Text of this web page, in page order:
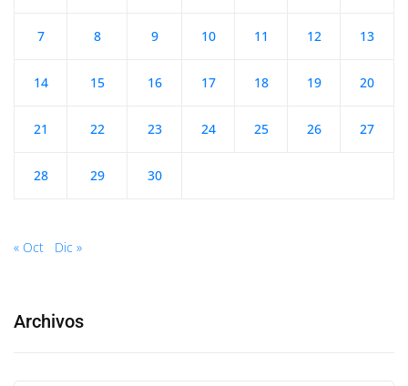
7 8 9 10 11 12 13
14 15 16 17 18 19 20
21 22 23 24 25 26 27
28 29 30
« Oct Dic »
Archivos